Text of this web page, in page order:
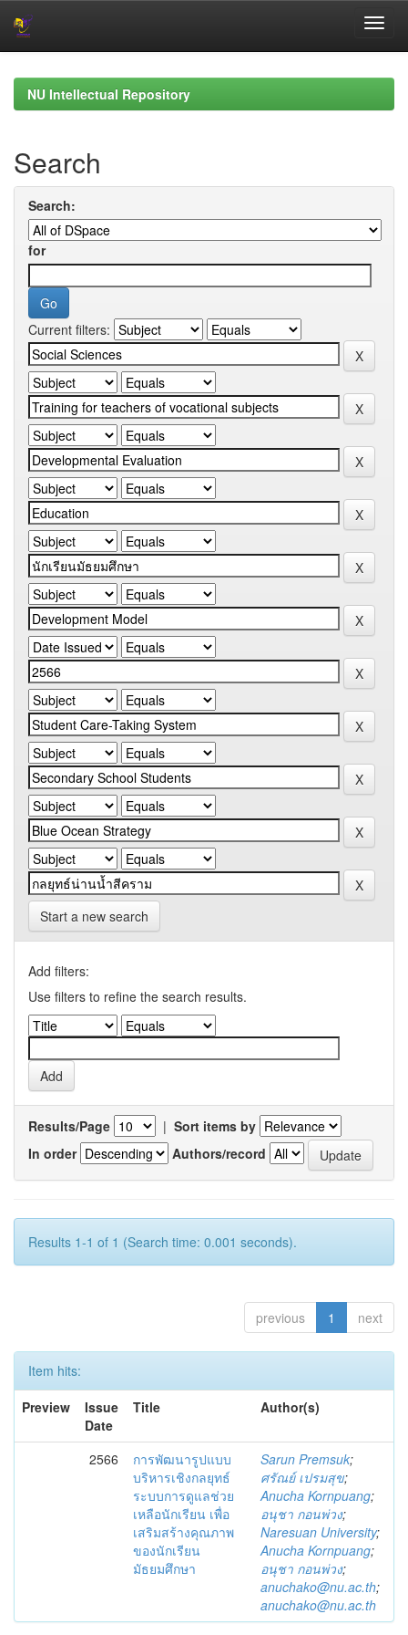
navigationNU Intellectual Repository
Search
Search:
for
Current filters:
Start a new search
Add filters:
Use filters to refine the search results.
Results/Page | Sort items by
In order
Authors/record
Results 1-1 of 1 (Search time: 0.001 seconds).
previous 1 next
Item hits:
Preview
Issue
Date
Title Author(s)
2566
การพัฒนารูปแบบ
บริหารเชิงกลยุทธ์
ระบบการดูแลช่วย
เหลือนักเรียน เพื่อ
เสริมสร้างคุณภาพ
ของนักเรียน
มัธยมศึกษา
Sarun Premsuk;
ศรัณย์ เปรมสุข;
Anucha Kornpuang;
อนุชา กอนพ่วง;
Naresuan University;
Anucha Kornpuang;
อนุชา กอนพ่วง;
anuchako@nu.ac.th;
anuchako@nu.ac.th